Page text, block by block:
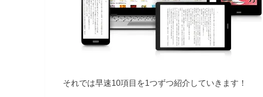
それでは早速10項目を1つずつ紹介していきます！